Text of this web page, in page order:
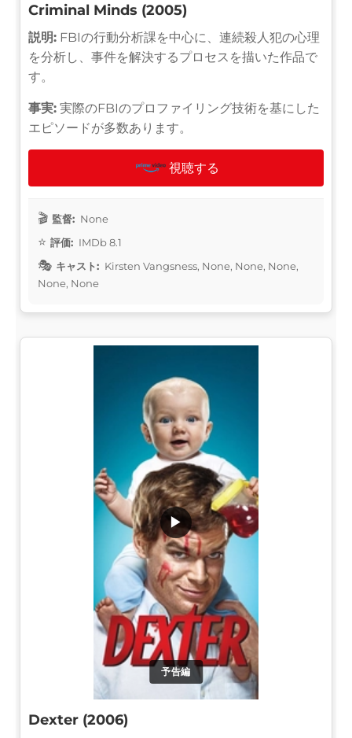
Criminal Minds (2005)
説明: FBIの行動分析課を中心に、連続殺人犯の心理
を分析し、事件を解決するプロセスを描いた作品で
す。
事実: 実際のFBIのプロファイリング技術を基にした
エピソードが多数あります。
視聴する
監督: None
評価: IMDb 8.1
キャスト: Kirsten Vangsness, None, None, None,
None, None
予告編
▶
Dexter (2006)